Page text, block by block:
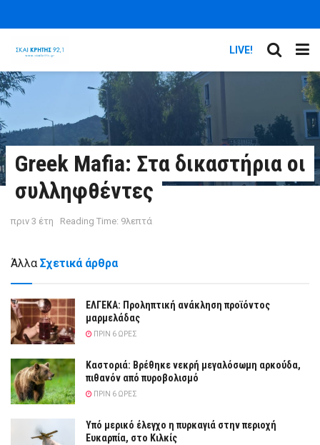
LIVE!
Greek Mafia: Στα δικαστήρια οι
συλληφθέντες
πριν 3 έτη Reading Time: 9λεπτά
Άλλα Σχετικά άρθρα
ΕΛΓΕΚΑ: Προληπτική ανάκληση προϊόντος
μαρμελάδας
ΠΡΙΝ 6 ΏΡΕΣ
Καστοριά: Βρέθηκε νεκρή μεγαλόσωμη αρκούδα,
πιθανόν από πυροβολισμό
ΠΡΙΝ 6 ΏΡΕΣ
Υπό μερικό έλεγχο η πυρκαγιά στην περιοχή
Ευκαρπία, στο Κιλκίς